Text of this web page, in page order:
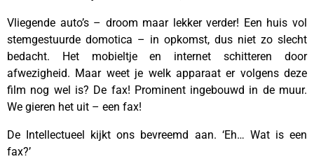
Vliegende auto’s – droom maar lekker verder! Een huis vol
stemgestuurde domotica – in opkomst, dus niet zo slecht
bedacht. Het mobieltje en internet schitteren door
afwezigheid. Maar weet je welk apparaat er volgens deze
film nog wel is? De fax! Prominent ingebouwd in de muur.
We gieren het uit – een fax!
De Intellectueel kijkt ons bevreemd aan. ‘Eh… Wat is een
fax?’